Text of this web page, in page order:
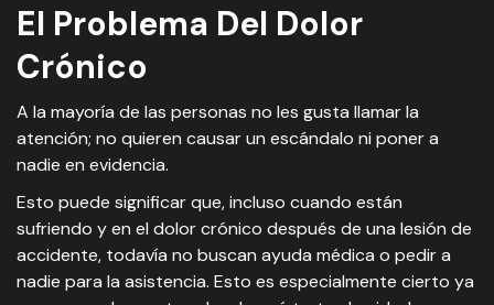
El Problema Del Dolor
Crónico
A la mayoría de las personas no les gusta llamar la
atención; no quieren causar un escándalo ni poner a
nadie en evidencia.
Esto puede significar que, incluso cuando están
sufriendo y en el dolor crónico después de una lesión de
accidente, todavía no buscan ayuda médica o pedir a
nadie para la asistencia. Esto es especialmente cierto ya